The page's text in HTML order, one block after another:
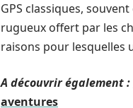
GPS classiques,
rugueux offert par les
raisons pour lesquelles
A découvrir également :
aventures